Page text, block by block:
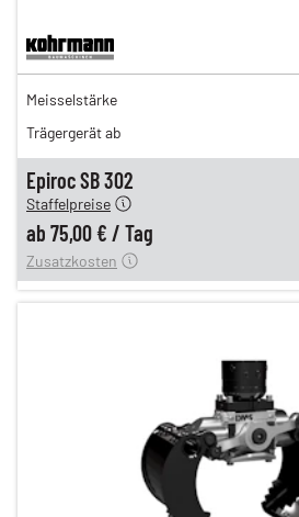
Epiroc SB 302
129,00 €
108,00 €
89,00 €
Staffelpreise
ab 75,00 € / Tag
12,00 €
Zusatzkosten
Meisselstärke
Trägergerät ab